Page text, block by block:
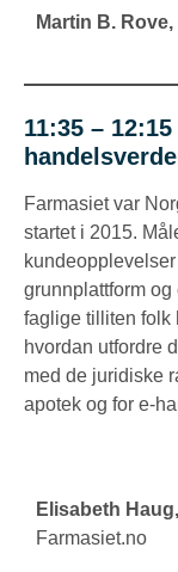
Martin B. Rove,
11:35 – 12:15
Farmasiet var
startet i 2015.
grunnplattform og
faglige tilliten folk
hvordan utfordre
med de juridiske
apotek og for e-
Elisabeth Haug,
Farmasiet.no